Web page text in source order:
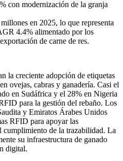
con modernización de la granja
en 2025, lo que representa
4.4% alimentado por los
de carne de res.
la creciente adopción de etiquetas
ovejas, cabras y ganadería. Casi el
en Sudáfrica y el 28% en Nigeria
para la gestión del rebaño. Los
y Emiratos Árabes Unidos
RFID para apoyar las
cumplimiento de la trazabilidad. La
su infraestructura de ganado
digital.